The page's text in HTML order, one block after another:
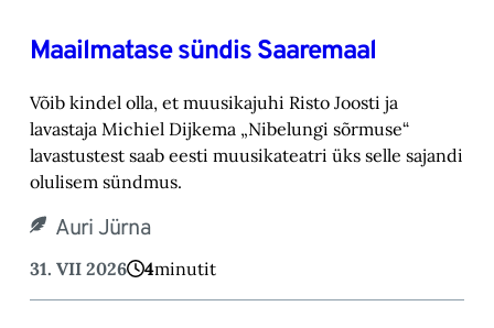
Maailmatase sündis Saaremaal
Võib kindel olla, et muusikajuhi Risto Joosti ja
lavastaja Michiel Dijkema „Nibelungi sõrmuse“
lavastustest saab eesti muusikateatri üks selle sajandi
olulisem sündmus.
Auri Jürna
31. VII 2026 4minutit